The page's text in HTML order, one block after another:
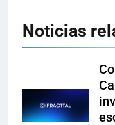
Noticias